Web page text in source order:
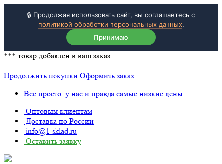
🔒 Продолжая использовать сайт, вы соглашаетесь с
политикой обработки персональных данных.
Принимаю
*** товар добавлен в ваш заказ
Продолжить покупки Оформить заказ
Всё просто: у нас и правда самые низкие цены.
Оптовым клиентам
Доставка по России
info@1-sklad.ru
Оставить заявку